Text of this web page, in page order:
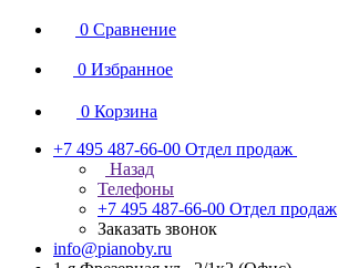
0 Сравнение
0 Избранное
0 Корзина
+7 495 487-66-00 Отдел продаж
Назад
Телефоны
+7 495 487-66-00 Отдел продаж
Заказать звонок
info@pianoby.ru